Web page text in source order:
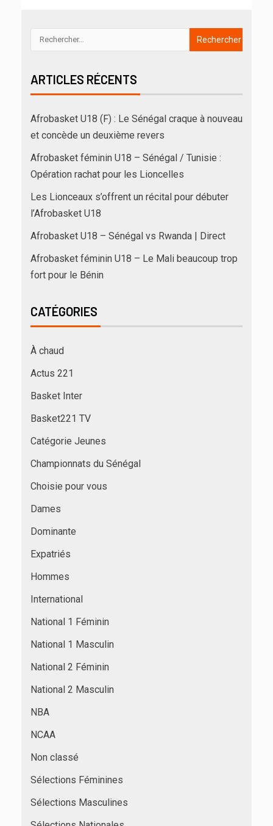
ARTICLES RÉCENTS
Afrobasket U18 (F) : Le Sénégal craque à nouveau
et concède un deuxième revers
Afrobasket féminin U18 – Sénégal / Tunisie :
Opération rachat pour les Lioncelles
Les Lionceaux s’offrent un récital pour débuter
l’Afrobasket U18
Afrobasket U18 – Sénégal vs Rwanda | Direct
Afrobasket féminin U18 – Le Mali beaucoup trop
fort pour le Bénin
CATÉGORIES
À chaud
Actus 221
Basket Inter
Basket221 TV
Catégorie Jeunes
Championnats du Sénégal
Choisie pour vous
Dames
Dominante
Expatriés
Hommes
International
National 1 Féminin
National 1 Masculin
National 2 Féminin
National 2 Masculin
NBA
NCAA
Non classé
Sélections Féminines
Sélections Masculines